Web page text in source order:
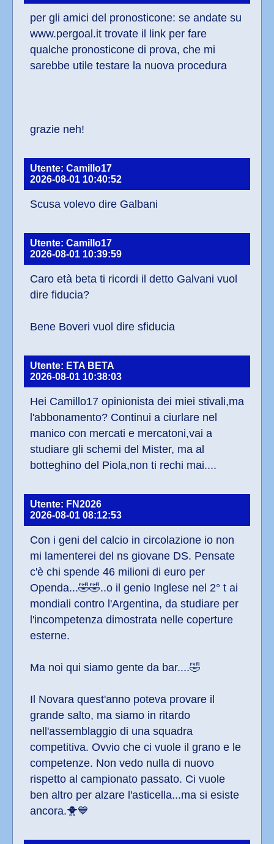
per gli amici del pronosticone: se andate su
www.pergoal.it trovate il link per fare
qualche pronosticone di prova, che mi
sarebbe utile testare la nuova procedura
grazie neh!
Utente: Camillo17
2026-08-01 10:40:52
Scusa volevo dire Galbani
Utente: Camillo17
2026-08-01 10:39:59
Caro età beta ti ricordi il detto Galvani vuol
dire fiducia?
Bene Boveri vuol dire sfiducia
Utente: ETA BETA
2026-08-01 10:38:03
Hei Camillo17 opinionista dei miei stivali,ma
l'abbonamento? Continui a ciurlare nel
manico con mercati e mercatoni,vai a
studiare gli schemi del Mister, ma al
botteghino del Piola,non ti rechi mai....
Utente: FN2026
2026-08-01 08:12:53
Con i geni del calcio in circolazione io non
mi lamenterei del ns giovane DS. Pensate
c'è chi spende 46 milioni di euro per
Openda...🤣🤣..o il genio Inglese nel 2° t ai
mondiali contro l'Argentina, da studiare per
l'incompetenza dimostrata nelle coperture
esterne.
Ma noi qui siamo gente da bar....🤣
Il Novara quest'anno poteva provare il
grande salto, ma siamo in ritardo
nell'assemblaggio di una squadra
competitiva. Ovvio che ci vuole il grano e le
competenze. Non vedo nulla di nuovo
rispetto al campionato passato. Ci vuole
ben altro per alzare l'asticella...ma si esiste
ancora.🐥💙